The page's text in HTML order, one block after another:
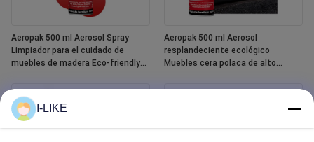
Aeropak 500 ml Aerosol Spray
Limpiador para el cuidado de
muebles de madera Eco-friendly
Essential Oil Polish para madera
Aeropak 500 ml Aerosol
resplandeciente ecológico
Muebles cera polaca de alto
Protección contra grietas y
I-LIKE